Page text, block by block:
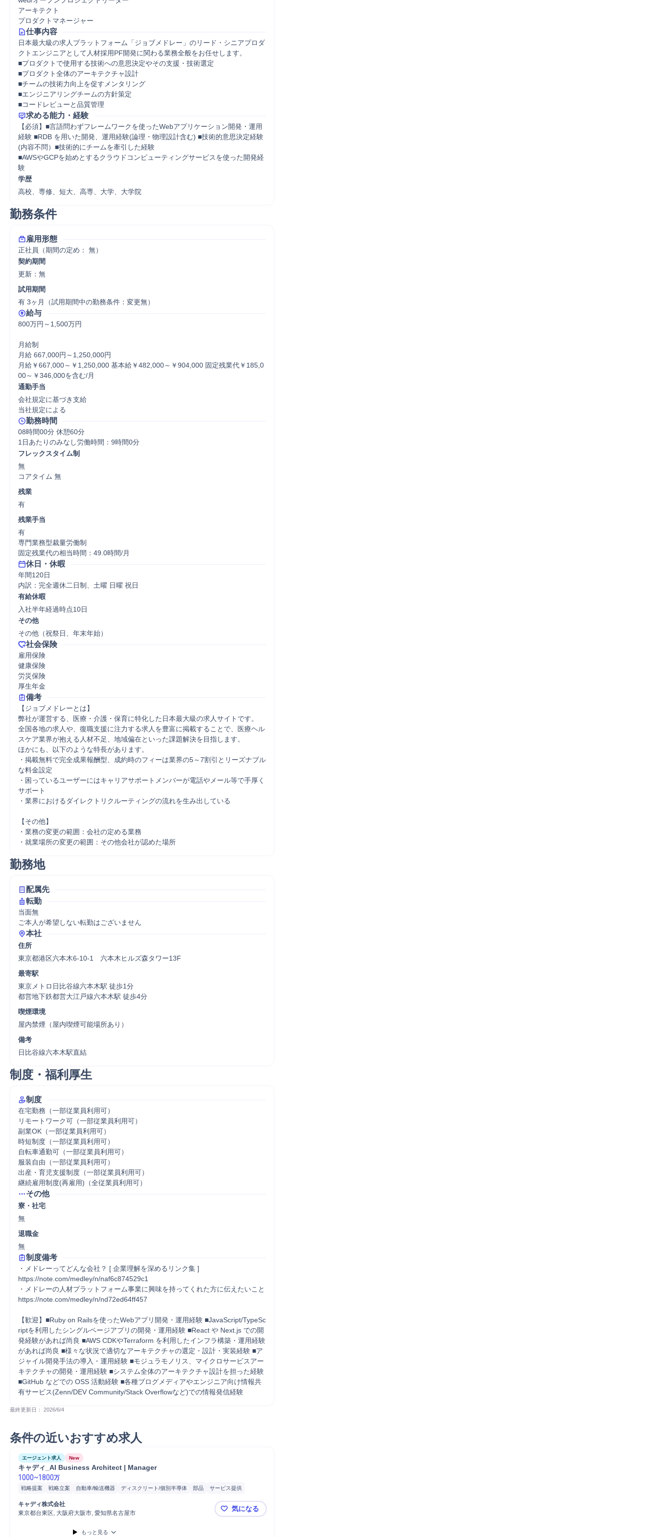
アーキテクト
プロダクトマネージャー
仕事内容
日本最大級の求人プラットフォーム「ジョブメドレー」のリード・シニアプロダ
クトエンジニアとして人材採用PF開発に関わる業務全般をお任せします。
■プロダクトで使用する技術への意思決定やその支援・技術選定
■プロダクト全体のアーキテクチャ設計
■チームの技術力向上を促すメンタリング
■エンジニアリングチームの方針策定
■コードレビューと品質管理
求める能力・経験
【必須】■言語問わずフレームワークを使ったWebアプリケーション開発・運用
経験 ■RDB を用いた開発、運用経験(論理・物理設計含む) ■技術的意思決定経験
(内容不問）■技術的にチームを牽引した経験
■AWSやGCPを始めとするクラウドコンピューティングサービスを使った開発経
験
学歴
高校、専修、短大、高専、大学、大学院
勤務条件
雇用形態
正社員（期間の定め： 無）
契約期間
更新：無
試用期間
有 3ヶ月（試用期間中の勤務条件：変更無）
給与
800万円～1,500万円
月給制
月給 667,000円～1,250,000円
月給￥667,000～￥1,250,000 基本給￥482,000～￥904,000 固定残業代￥185,0
00～￥346,000を含む/月
通勤手当
会社規定に基づき支給
当社規定による
勤務時間
08時間00分 休憩60分
1日あたりのみなし労働時間：9時間0分
フレックスタイム制
無
コアタイム 無
残業
有
残業手当
有
専門業務型裁量労働制
固定残業代の相当時間：49.0時間/月
休日・休暇
年間120日
内訳：完全週休二日制、土曜 日曜 祝日
有給休暇
入社半年経過時点10日
その他
その他（祝祭日、年末年始）
社会保険
雇用保険
健康保険
労災保険
厚生年金
備考
【ジョブメドレーとは】
弊社が運営する、医療・介護・保育に特化した日本最大級の求人サイトです。
全国各地の求人や、復職支援に注力する求人を豊富に掲載することで、医療ヘル
スケア業界が抱える人材不足、地域偏在といった課題解決を目指します。
ほかにも、以下のような特長があります。
・掲載無料で完全成果報酬型、成約時のフィーは業界の5～7割引とリーズナブル
な料金設定
・困っているユーザーにはキャリアサポートメンバーが電話やメール等で手厚く
サポート
・業界におけるダイレクトリクルーティングの流れを生み出している
【その他】
・業務の変更の範囲：会社の定める業務
・就業場所の変更の範囲：その他会社が認めた場所
勤務地
配属先
転勤
当面無
ご本人が希望しない転勤はございません
本社
住所
東京都港区六本木6-10-1　六本木ヒルズ森タワー13F
最寄駅
東京メトロ日比谷線六本木駅 徒歩1分
都営地下鉄都営大江戸線六本木駅 徒歩4分
喫煙環境
屋内禁煙（屋内喫煙可能場所あり）
備考
日比谷線六本木駅直結
制度・福利厚生
制度
在宅勤務（一部従業員利用可）
リモートワーク可（一部従業員利用可）
副業OK（一部従業員利用可）
時短制度（一部従業員利用可）
自転車通勤可（一部従業員利用可）
服装自由（一部従業員利用可）
出産・育児支援制度（一部従業員利用可）
継続雇用制度(再雇用)（全従業員利用可）
その他
寮・社宅
無
退職金
無
制度備考
・メドレーってどんな会社？ [ 企業理解を深めるリンク集 ]
https://note.com/medley/n/naf6c874529c1
・メドレーの人材プラットフォーム事業に興味を持ってくれた方に伝えたいこと
https://note.com/medley/n/nd72ed64ff457
【歓迎】■Ruby on Railsを使ったWebアプリ開発・運用経験 ■JavaScript/TypeSc
riptを利用したシングルページアプリの開発・運用経験 ■React や Next.js での開
発経験があれば尚良 ■AWS CDKやTerraform を利用したインフラ構築・運用経験
があれば尚良 ■様々な状況で適切なアーキテクチャの選定・設計・実装経験 ■ア
ジャイル開発手法の導入・運用経験 ■モジュラモノリス、マイクロサービスアー
キテクチャの開発・運用経験 ■システム全体のアーキテクチャ設計を担った経験
■GitHub などでの OSS 活動経験 ■各種ブログメディアやエンジニア向け情報共
有サービス(Zenn/DEV Community/Stack Overflowなど)での情報発信経験
最終更新日： 2026/6/4
条件の近いおすすめ求人
エージェント求人 New
キャディ_AI Business Architect | Manager
1000~1800万
戦略提案 戦略立案 自動車/輸送機器 ディスクリート/個別半導体 部品
サービス提供
マネジメント
プロジェクト
プロダクト開発
パートナー 検証
キャディ株式会社
東京都台東区, 大阪府大阪市, 愛知県名古屋市
キャディ_AI Business Architect | Manager
気になる
もっと見る